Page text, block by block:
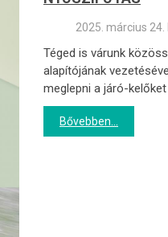
2025. március
Téged is várunk
alapítójának
meglepni a járó-
Bővebben...